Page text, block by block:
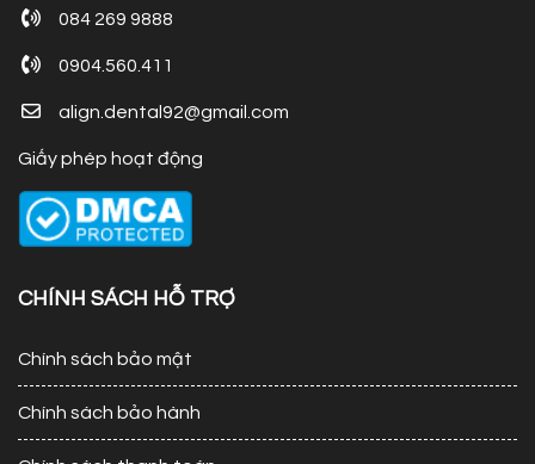
084 269 9888
0904.560.411
align.dental92@gmail.com
Giấy phép hoạt động
CHÍNH SÁCH HỖ TRỢ
Chính sách bảo mật
Chính sách bảo hành